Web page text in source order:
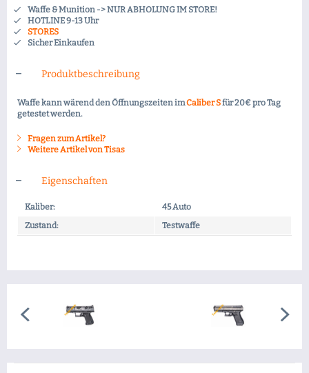
Waffe & Munition -> NUR ABHOLUNG IM STORE!
HOTLINE 9-13 Uhr
STORES
Sicher Einkaufen
Produktbeschreibung
Waffe kann wärend den Öffnungszeiten imCaliber Sfür 20€ pro Tag
getestet werden.
Fragen zum Artikel?
Weitere Artikel von Tisas
Eigenschaften
Kaliber:
45 Auto
Zustand:
Testwaffe